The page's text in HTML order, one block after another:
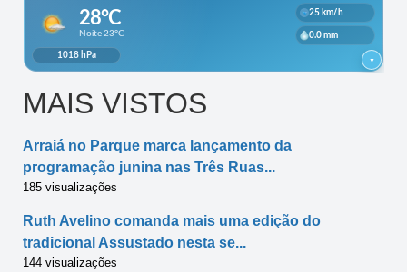
MAIS VISTOS
Arraiá no Parque marca lançamento da
programação junina nas Três Ruas...
185 visualizações
Ruth Avelino comanda mais uma edição do
tradicional Assustado nesta se...
144 visualizações